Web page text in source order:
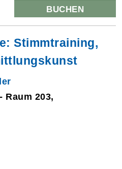
BUCHEN
Stimmtraining,
Raum 203,